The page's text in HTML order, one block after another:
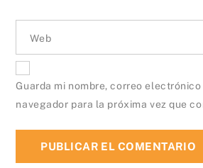
Web
Guarda mi nombre, correo electrónico
navegador para la próxima vez que